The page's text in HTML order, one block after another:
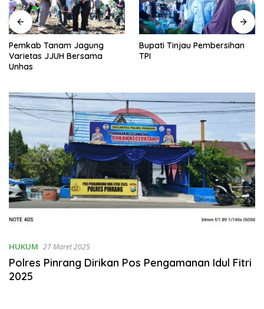
Pemkab Tanam Jagung
Varietas JJUH Bersama
Unhas
Bupati Tinjau Pembersihan
TPI
HUKUM 27 Maret 2025
Polres Pinrang Dirikan Pos Pengamanan Idul Fitri
2025